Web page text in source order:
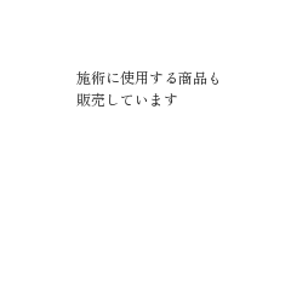
施術に使用する商品も
販売しています